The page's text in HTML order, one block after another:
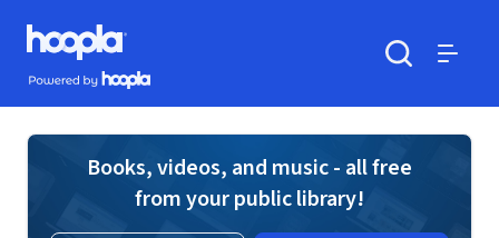
Skip to main content
Hoopla logo
Powered by Hoopla
Books, videos, and music - all free
from your public library!